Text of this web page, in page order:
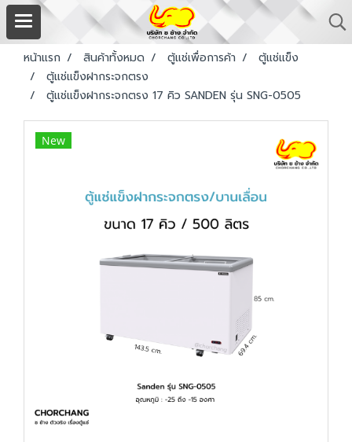
หน้าแรก สินค้าทั้งหมด ตู้แช่เพื่อการค้า
ตู้แช่แข็ง
ตู้แช่แข็งฝากระจกตรง
ตู้แช่แข็งฝากระจกตรง 17 คิว SANDEN รุ่น SNG-0505
New